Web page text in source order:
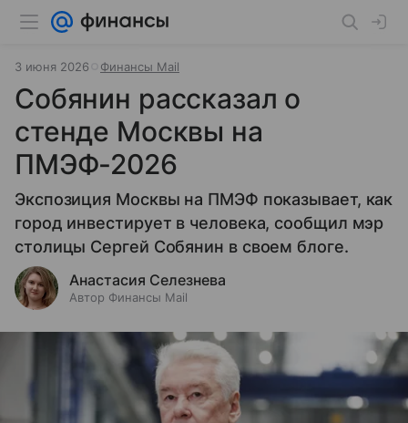
3 июня 2026 Финансы Mail
Собянин рассказал о
стенде Москвы на
ПМЭФ-2026
Экспозиция Москвы на ПМЭФ показывает, как
город инвестирует в человека, сообщил мэр
столицы Сергей Собянин в своем блоге.
Анастасия Селезнева
Автор Финансы Mail